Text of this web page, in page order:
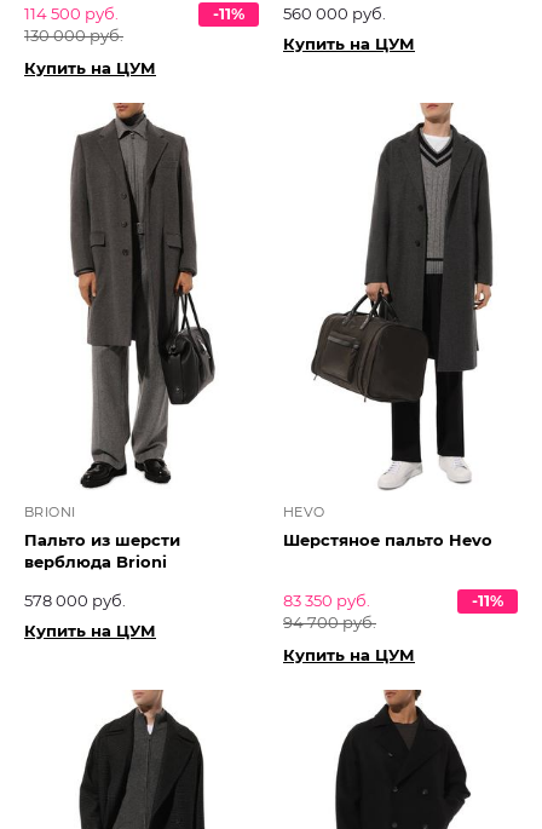
114 500 руб.
130 000 руб.
-11%
Купить на ЦУМ
560 000 руб.
Купить на ЦУМ
BRIONI
Пальто из шерсти
верблюда Brioni
578 000 руб.
Купить на ЦУМ
HEVO
Шерстяное пальто Hevo
83 350 руб.
94 700 руб.
-11%
Купить на ЦУМ